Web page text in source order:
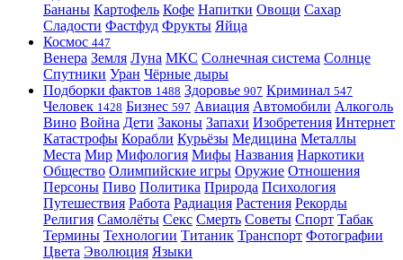
Бананы Картофель Кофе Напитки Овощи Сахар
Сладости Фастфуд Фрукты Яйца
Космос 447
Венера Земля Луна МКС Солнечная система Солнце
Спутники Уран Чёрные дыры
Подборки фактов 1488 Здоровье 907 Криминал 547
Человек 1428 Бизнес 597 Авиация Автомобили Алкоголь
Вино Война Дети Законы Запахи Изобретения Интернет
Катастрофы Корабли Курьёзы Медицина Металлы
Места Мир Мифология Мифы Названия Наркотики
Общество Олимпийские игры Оружие Отношения
Персоны Пиво Политика Природа Психология
Путешествия Работа Радиация Растения Рекорды
Религия Самолёты Секс Смерть Советы Спорт Табак
Термины Технологии Титаник Транспорт Фотографии
Цвета Эволюция Языки